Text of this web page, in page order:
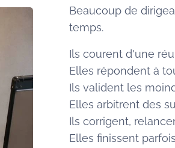
Beaucoup de
temps.
Ils courent d'une
Elles répondent à
Ils valident les
Elles arbitrent des
Ils corrigent,
Elles finissent